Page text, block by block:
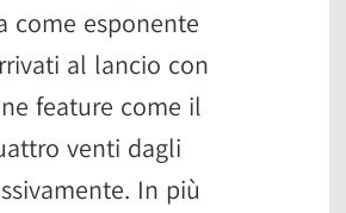
come esponente
al lancio con
feature come il
venti dagli
In più